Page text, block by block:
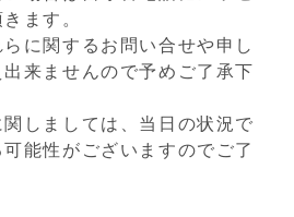
ます。
に関するお問い合せや申し
来ませんので予めご了承下
しましては、当日の状況で
能性がございますのでご了